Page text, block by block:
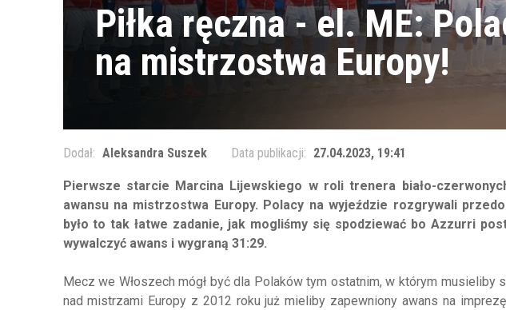
Piłka ręczna - el. ME:
na mistrzostwa Europy!
Dodał: Aleksandra Suszek Data publikacji: 27.04.2023, 19:41
Pierwsze starcie Marcina Lijewskiego w roli trenera biało-
awansu na mistrzostwa Europy. Polacy na wyjeździe rozgrywali
było to tak łatwe zadanie, jak mogliśmy się spodziewać bo Azzurri
wywalczyć awans i wygraną 31:29.
Mecz we Włoszech mógł być dla Polaków tym ostatnim, w którym
nad mistrzami Europy z 2012 roku już mieliby zapewniony awans na